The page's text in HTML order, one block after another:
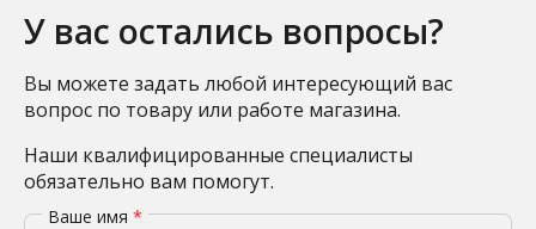
У вас остались вопросы?
Вы можете задать любой интересующий вас
вопрос по товару или работе магазина.
Наши квалифицированные специалисты
обязательно вам помогут.
Ваше имя *